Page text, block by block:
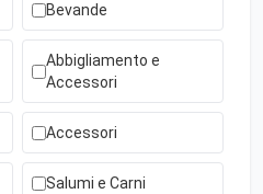
Bevande
Abbigliamento e
Accessori
Accessori
Salumi e Carni